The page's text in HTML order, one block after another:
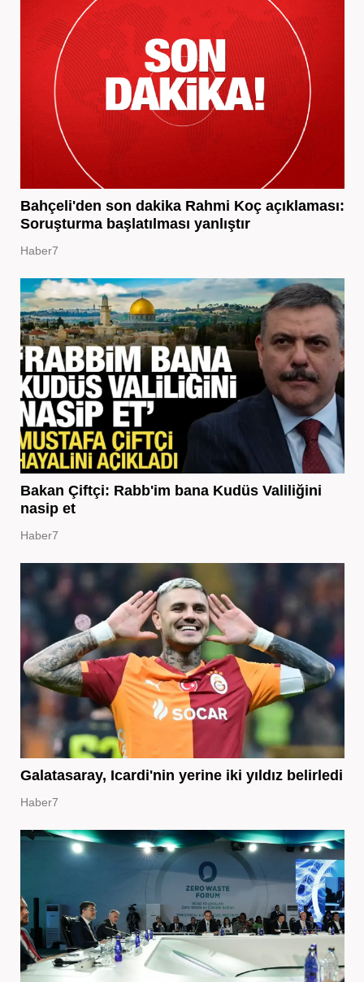
Bahçeli'den son dakika Rahmi Koç açıklaması:
Soruşturma başlatılması yanlıştır
Haber7
Bakan Çiftçi: Rabb'im bana Kudüs Valiliğini
nasip et
Haber7
Galatasaray, Icardi'nin yerine iki yıldız belirledi
Haber7